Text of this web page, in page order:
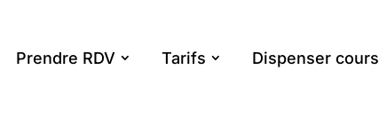
Prendre RDV Tarifs Dispenser cours